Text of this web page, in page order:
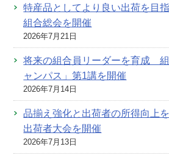
特産品としてより良い出荷を目
組合総会を開催
2026年7月21日
将来の組合員リーダーを育成
ャンパス」第1講を開催
2026年7月14日
品揃え強化と出荷者の所得向上
出荷者大会を開催
2026年7月13日